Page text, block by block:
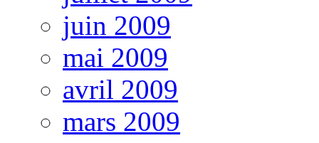
juin 2009
mai 2009
avril 2009
mars 2009